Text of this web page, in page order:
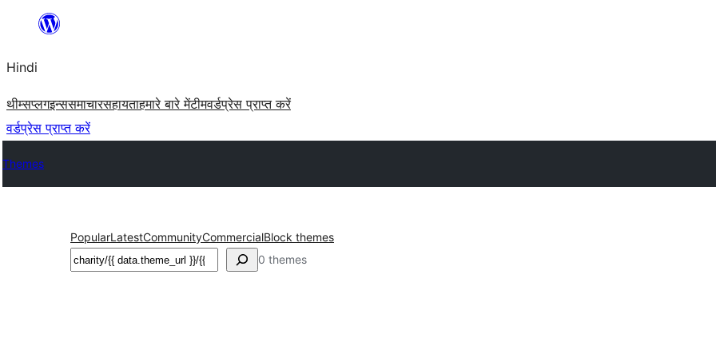
सामग्री
जाएं
Hindi
थीम्सप्लगइन्ससमाचारसहायताहमारे बारे मेंटीमवर्डप्रेस प्राप्त करें
वर्डप्रेस प्राप्त करें
Themes
PopularLatestCommunityCommercialBlock themes
खोजें 0 themes